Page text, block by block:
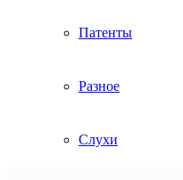
Патенты
Разное
Слухи